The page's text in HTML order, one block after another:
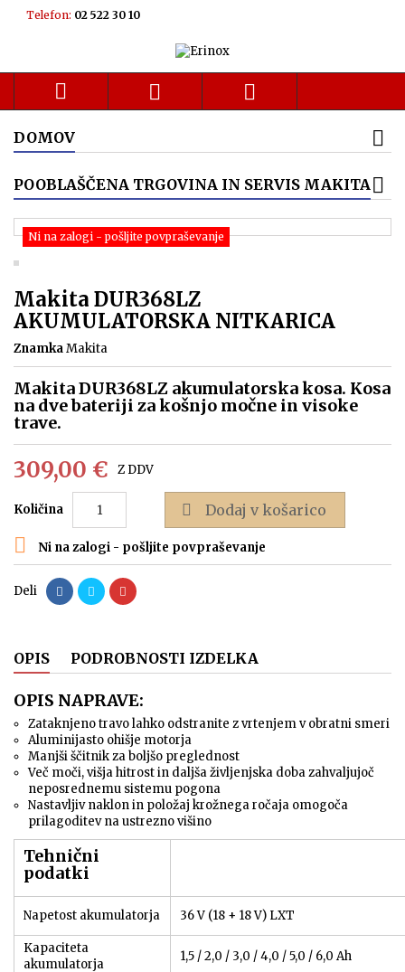
Telefon: 02 522 30 10
  
DOMOV
POOBLAŠČENA TRGOVINA IN SERVIS MAKITA
Ni na zalogi - pošljite povpraševanje
Makita DUR368LZ
AKUMULATORSKA NITKARICA
ZnamkaMakita
Makita DUR368LZ akumulatorska kosa. Kosa
na dve bateriji za košnjo močne in visoke
trave.
309,00 € Z DDV
Količina  Dodaj v košarico
 Ni na zalogi - pošljite povpraševanje
Deli
OPIS PODROBNOSTI IZDELKA
OPIS NAPRAVE:
Zataknjeno travo lahko odstranite z vrtenjem v obratni smeri
Aluminijasto ohišje motorja
Manjši ščitnik za boljšo preglednost
Več moči, višja hitrost in daljša življenjska doba zahvaljujoč
neposrednemu sistemu pogona
Nastavljiv naklon in položaj krožnega ročaja omogoča
prilagoditev na ustrezno višino
Tehnični
podatki
Napetost akumulatorja 36 V (18 + 18 V) LXT
Kapaciteta
akumulatorja
1,5 / 2,0 / 3,0 / 4,0 / 5,0 / 6,0 Ah